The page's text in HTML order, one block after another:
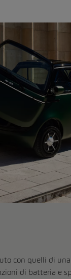
con quelli di
di batteria e